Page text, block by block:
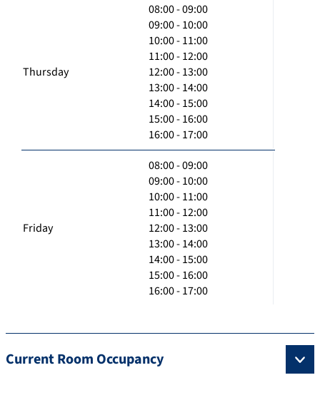
Thursday
08:00 - 09:00
09:00 - 10:00
10:00 - 11:00
11:00 - 12:00
12:00 - 13:00
13:00 - 14:00
14:00 - 15:00
15:00 - 16:00
16:00 - 17:00
Friday
08:00 - 09:00
09:00 - 10:00
10:00 - 11:00
11:00 - 12:00
12:00 - 13:00
13:00 - 14:00
14:00 - 15:00
15:00 - 16:00
16:00 - 17:00
Current Room Occupancy